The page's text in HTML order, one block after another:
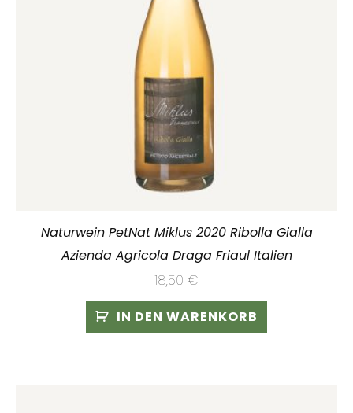
Naturwein PetNat Miklus 2020 Ribolla Gialla
Azienda Agricola Draga Friaul Italien
18,50 €
IN DEN WARENKORB